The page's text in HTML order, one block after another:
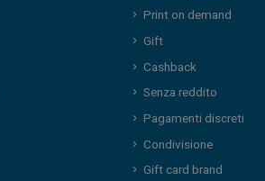
Print on demand
Gift
Cashback
Senza reddito
Pagamenti discreti
Condivisione
Gift card brand